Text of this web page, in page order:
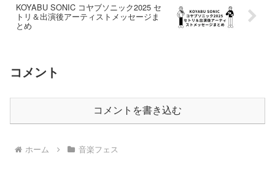
KOYABU SONIC コヤブソニック2025 セ
トリ＆出演後アーティストメッセージま
とめ
コメント
コメントを書き込む
ホーム 音楽フェス